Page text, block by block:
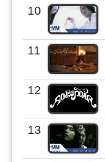
10
11
12
13